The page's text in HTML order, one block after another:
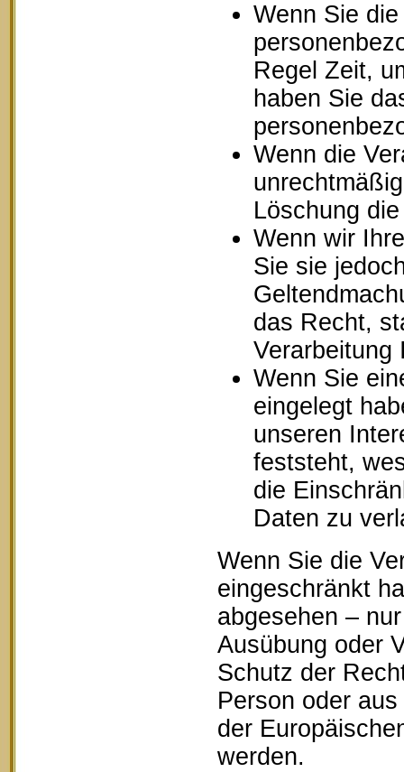
Wenn Sie
Regel Zeit,
haben Sie
Wenn die
Löschung
Wenn wir
Sie sie
das Recht,
Verarbeitung
Wenn Sie
eingelegt
unseren
feststeht,
die
Daten zu
Wenn Sie die
eingeschränkt
abgesehen –
Ausübung oder
Schutz der
Person oder
der
werden.